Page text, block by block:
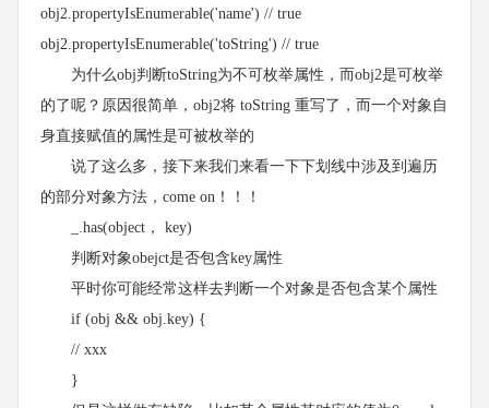
obj2.propertyIsEnumerable('name') // true
obj2.propertyIsEnumerable('toString') // true
为什么obj判断toString为不可枚举属性，而obj2是可枚举
的了呢？原因很简单，obj2将 toString 重写了，而一个对象自
身直接赋值的属性是可被枚举的
说了这么多，接下来我们来看一下下划线中涉及到遍历
的部分对象方法，come on！！！
_.has(object， key)
判断对象obejct是否包含key属性
平时你可能经常这样去判断一个对象是否包含某个属性
if (obj && obj.key) {
// xxx
}